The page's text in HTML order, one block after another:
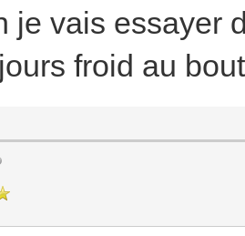
je vais essayer
froid au